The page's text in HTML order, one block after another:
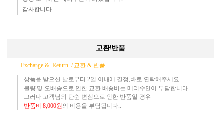
감사합니다.​
교환/반품
Exchange & Return / 교환 & 반품
상품을 받으신 날로부터 2일 이내에 결정,바로 연락해주세요.
불량 및 오배송으로 인한 교환 배송비는 메리수인이 부담합니다.
그러나 고객님의 단순 변심으로 인한 반품일 경우
반품비 8,000원 의 비용을 부담됩니다..